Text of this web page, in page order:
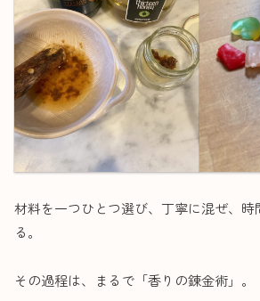
材料を一つひとつ選び、丁寧に混ぜ、
る。
その過程は、まるで「香りの錬金術」。